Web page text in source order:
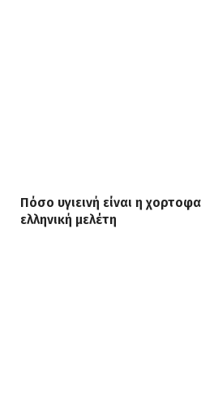
Πόσο υγιεινή είναι η
ελληνική μελέτη